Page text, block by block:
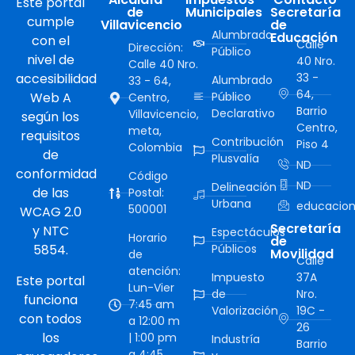
cumple
con el
nivel de
accesibilidad
Web A
según los
requisitos
de
conformidad
de las
WCAG 2.0
y NTC
5854.
Este portal
funciona
con todos
los
de
Villavicencio
Dirección:
Calle 40 Nro.
33 - 64,
Centro,
Villavicencio,
meta,
Colombia
Código
Postal:
500001
Horario
de
atención:
Lun-Vier
7:45 am
a 12:00 m
| 1:00 pm
Municipales
Alumbrado
Público
Alumbrado
Público
Declarativo
Contribución
Plusvalía
Delineación
Urbana
Espectáculos
Públicos
Impuesto
de
Valorización
Industría
Secretaría
de
Educación
Calle
40 Nro.
33 -
64,
Barrio
Centro,
Piso 4
ND
ND
Secretaría
de
Movilidad
Calle
37A
Nro.
19C -
26
Barrio